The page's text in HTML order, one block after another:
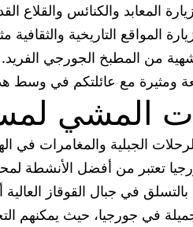
المعابد والكنائس والقلاع
التاريخية والثقافية
من المطبخ الجورجي
ومثيرة مع عائلتكم في وسط
المشي
الرحلات الجبلية والمغامرات
من أفضل الأنشطة لمحبي
في جبال القوقاز
في جورجيا، حيث يمكنهم